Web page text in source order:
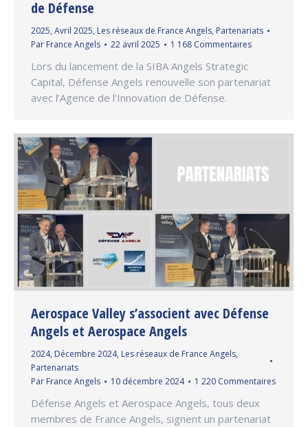
de Défense
2025, Avril 2025, Les réseaux de France Angels, Partenariats
Par France Angels 22 avril 2025 1 168 Commentaires
Lors du lancement de la SIBA Angels Strategic
Capital, Défense Angels renouvelle son partenariat
avec l’Agence de l’Innovation de Défense.
Aerospace Valley s’associent avec Défense
Angels et Aerospace Angels
2024, Décembre 2024, Les réseaux de France Angels,
Partenariats
Par France Angels 10 décembre 2024 1 220 Commentaires
Défense Angels et Aerospace Angels, tous deux
membres de France Angels, signent un partenariat